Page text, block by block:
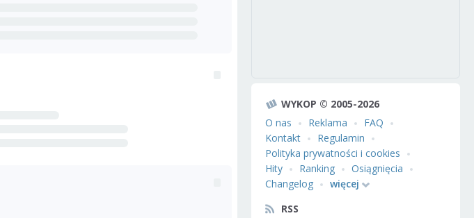
WYKOP © 2005-2026
O nas
Reklama
FAQ
Kontakt
Regulamin
Polityka prywatności i cookies
Hity
Ranking
Osiągnięcia
Changelog
więcej
RSS